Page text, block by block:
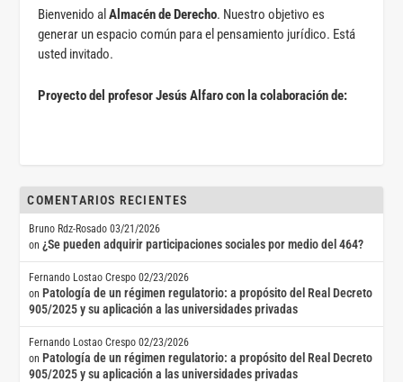
Bienvenido alAlmacén de Derecho. Nuestro objetivo es
generar un espacio común para el pensamiento jurídico. Está
usted invitado.
Proyecto del profesor Jesús Alfaro con la colaboración de:
COMENTARIOS RECIENTES
Bruno Rdz-Rosado 03/21/2026
on¿Se pueden adquirir participaciones sociales por medio del 464?
Fernando Lostao Crespo 02/23/2026
on Patología de un régimen regulatorio: a propósito del Real Decreto
905/2025 y su aplicación a las universidades privadas
Fernando Lostao Crespo 02/23/2026
on Patología de un régimen regulatorio: a propósito del Real Decreto
905/2025 y su aplicación a las universidades privadas